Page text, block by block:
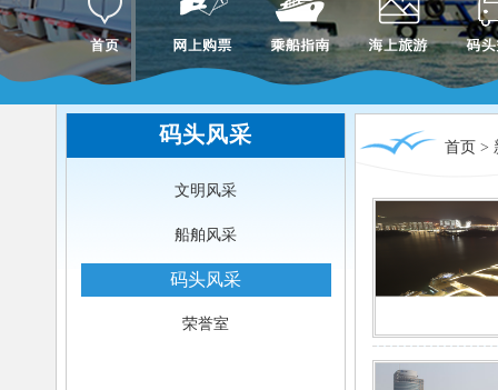
码头风采
文明风采
船舶风采
码头风采
荣誉室
首页 >